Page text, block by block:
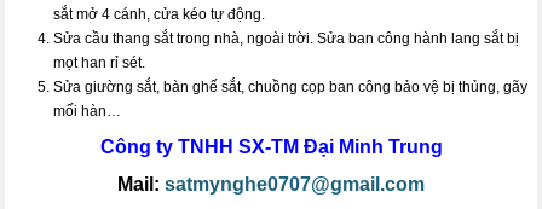
sắt mở 4 cánh, cửa kéo tự động.
Sửa cầu thang sắt trong nhà, ngoài trời. Sửa ban công hành lang sắt bị
mọt han rỉ sét.
Sửa giường sắt, bàn ghế sắt, chuồng cọp ban công bảo vệ bị thủng, gãy
mối hàn…
Công ty TNHH SX-TM Đại Minh Trung
Mail: satmynghe0707@gmail.com